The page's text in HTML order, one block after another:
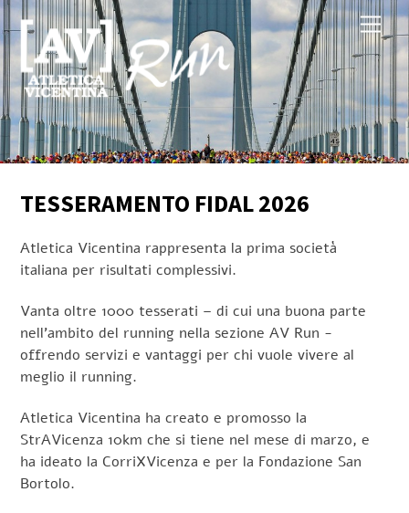
Skip
to
content
TESSERAMENTO FIDAL 2026
Atletica Vicentina rappresenta la prima società
italiana per risultati complessivi.
Vanta oltre 1000 tesserati – di cui una buona parte
nell’ambito del running nella sezione AV Run -
offrendo servizi e vantaggi per chi vuole vivere al
meglio il running.
Atletica Vicentina ha creato e promosso la
StrAVicenza 10km che si tiene nel mese di marzo, e
ha ideato la CorriXVicenza e per la Fondazione San
Bortolo.